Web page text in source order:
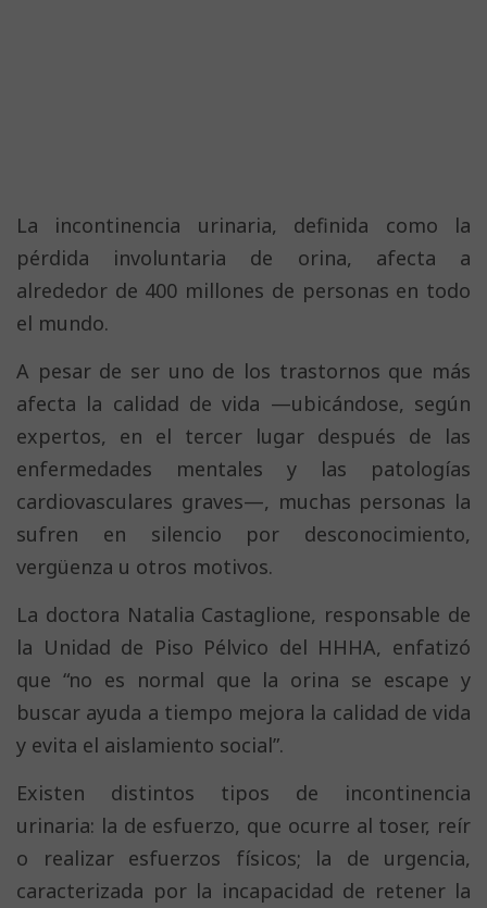
La incontinencia urinaria, definida como la
pérdida involuntaria de orina, afecta a
alrededor de 400 millones de personas en todo
el mundo.
A pesar de ser uno de los trastornos que más
afecta la calidad de vida —ubicándose, según
expertos, en el tercer lugar después de las
enfermedades mentales y las patologías
cardiovasculares graves—, muchas personas la
sufren en silencio por desconocimiento,
vergüenza u otros motivos.
La doctora Natalia Castaglione, responsable de
la Unidad de Piso Pélvico del HHHA, enfatizó
que “no es normal que la orina se escape y
buscar ayuda a tiempo mejora la calidad de vida
y evita el aislamiento social”.
Existen distintos tipos de incontinencia
urinaria: la de esfuerzo, que ocurre al toser, reír
o realizar esfuerzos físicos; la de urgencia,
caracterizada por la incapacidad de retener la